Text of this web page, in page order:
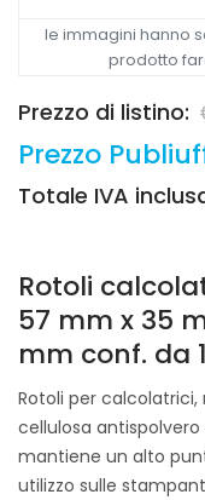
le immagini hanno
prodotto
Prezzo di listino:
Prezzo
Totale IVA
Rotoli
57 mm x 35
mm conf. da
Rotoli per
cellulosa
mantiene un alto
utilizzo sulle